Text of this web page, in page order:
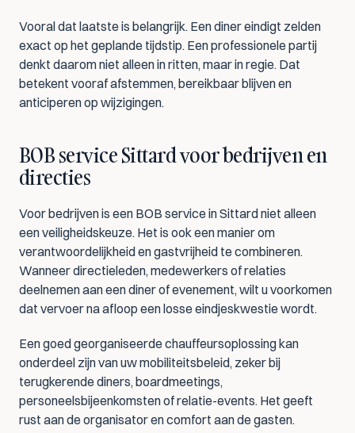
Vooral dat laatste is belangrijk. Een diner eindigt zelden
exact op het geplande tijdstip. Een professionele partij
denkt daarom niet alleen in ritten, maar in regie. Dat
betekent vooraf afstemmen, bereikbaar blijven en
anticiperen op wijzigingen.
BOB service Sittard voor bedrijven en
directies
Voor bedrijven is een BOB service in Sittard niet alleen
een veiligheidskeuze. Het is ook een manier om
verantwoordelijkheid en gastvrijheid te combineren.
Wanneer directieleden, medewerkers of relaties
deelnemen aan een diner of evenement, wilt u voorkomen
dat vervoer na afloop een losse eindjeskwestie wordt.
Een goed georganiseerde chauffeursoplossing kan
onderdeel zijn van uw mobiliteitsbeleid, zeker bij
terugkerende diners, boardmeetings,
personeelsbijeenkomsten of relatie-events. Het geeft
rust aan de organisator en comfort aan de gasten.